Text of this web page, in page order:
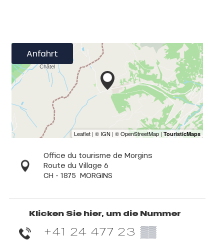
Anfahrt
Office du tourisme de Morgins
Route du Village 6
CH - 1875 MORGINS
Klicken Sie hier, um die Nummer
+41 24 477 23 ▒▒